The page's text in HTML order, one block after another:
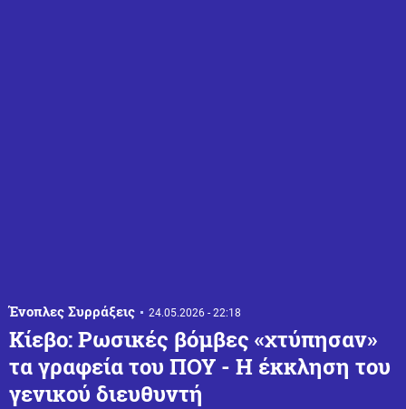
Ένοπλες Συρράξεις 24.05.2026 - 22:18
Κίεβο: Ρωσικές βόμβες «χτύπησαν»
τα γραφεία του ΠΟΥ - Η έκκληση του
γενικού διευθυντή